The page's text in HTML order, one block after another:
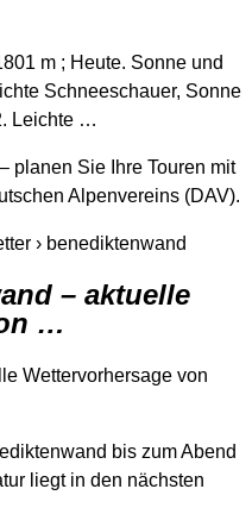
m ; Heute. Sonne und
Schneeschauer, Sonne
Leichte …
planen Sie Ihre Touren mit
Alpenvereins (DAV).
› benediktenwand
– aktuelle
…
Wettervorhersage von
bis zum Abend
liegt in den nächsten